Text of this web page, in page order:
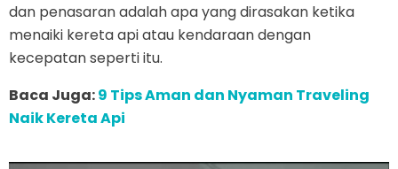
dan penasaran adalah apa yang dirasakan ketika
menaiki kereta api atau kendaraan dengan
kecepatan seperti itu.
Baca Juga:9 Tips Aman dan Nyaman Traveling
Naik Kereta Api